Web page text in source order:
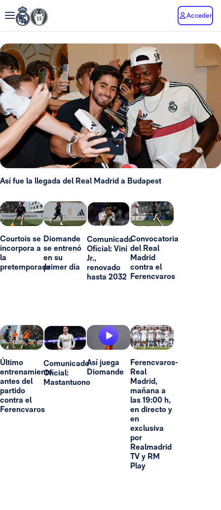
Acceder
Así fue la llegada del Real Madrid a Budapest
Courtois se
incorpora a
la
pretemporada
Diomande
se entrenó
en su
primer día
Comunicado
Oficial: Vini
Jr.,
renovado
hasta 2032
Convocatoria
del Real
Madrid
contra el
Ferencvaros
Último
entrenamiento
antes del
partido
contra el
Ferencvaros
Comunicado
Oficial:
Mastantuono
Así juega
Diomande
Ferencvaros-
Real
Madrid,
mañana a
las 19:00 h,
en directo y
en
exclusiva
por
Realmadrid
TV y RM
Play